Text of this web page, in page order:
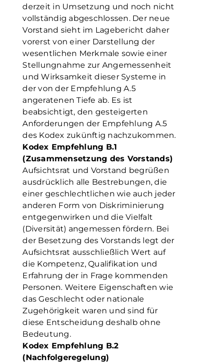
derzeit in Umsetzung und noch nicht
vollständig abgeschlossen. Der neue
Vorstand sieht im Lagebericht daher
vorerst von einer Darstellung der
wesentlichen Merkmale sowie einer
Stellungnahme zur Angemessenheit
und Wirksamkeit dieser Systeme in
der von der Empfehlung A.5
angeratenen Tiefe ab. Es ist
beabsichtigt, den gesteigerten
Anforderungen der Empfehlung A.5
des Kodex zukünftig nachzukommen.
Kodex Empfehlung B.1
(Zusammensetzung des Vorstands)
Aufsichtsrat und Vorstand begrüßen
ausdrücklich alle Bestrebungen, die
einer geschlechtlichen wie auch jeder
anderen Form von Diskriminierung
entgegenwirken und die Vielfalt
(Diversität) angemessen fördern. Bei
der Besetzung des Vorstands legt der
Aufsichtsrat ausschließlich Wert auf
die Kompetenz, Qualifikation und
Erfahrung der in Frage kommenden
Personen. Weitere Eigenschaften wie
das Geschlecht oder nationale
Zugehörigkeit waren und sind für
diese Entscheidung deshalb ohne
Bedeutung.
Kodex Empfehlung B.2
(Nachfolgeregelung)